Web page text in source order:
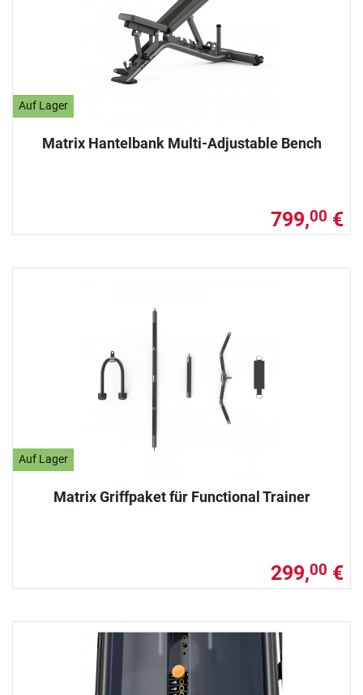
Auf Lager
Matrix Hantelbank Multi-Adjustable Bench
799,00 €
Auf Lager
Matrix Griffpaket für Functional Trainer
299,00 €